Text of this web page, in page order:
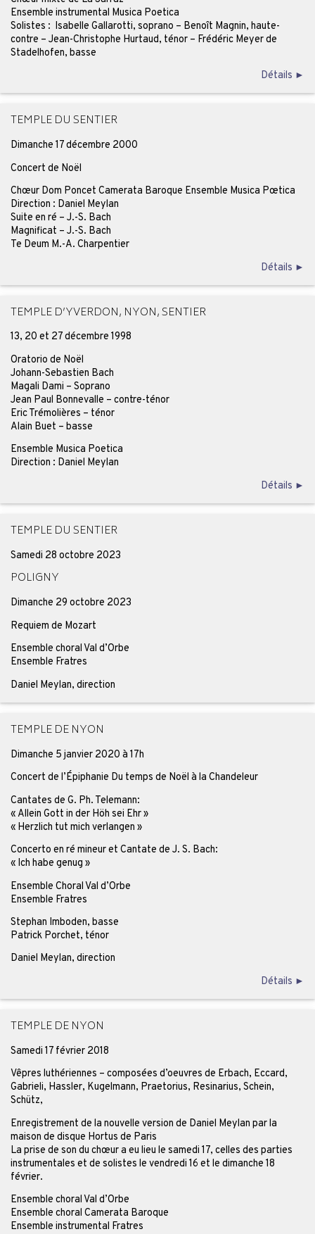
Ensemble instrumental Musica Poetica
Solistes : Isabelle Gallarotti, soprano – Benoît Magnin, haute-
contre – Jean-Christophe Hurtaud, ténor – Frédéric Meyer de
Stadelhofen, basse
Détails ►
TEMPLE DU SENTIER
Dimanche 17 décembre 2000
Concert de Noël
Chœur Dom Poncet Camerata Baroque Ensemble Musica Pœtica
Direction : Daniel Meylan
Suite en ré – J.-S. Bach
Magnificat – J.-S. Bach
Te Deum M.-A. Charpentier
Détails ►
TEMPLE D’YVERDON, NYON, SENTIER
13, 20 et 27 décembre 1998
Oratorio de Noël
Johann-Sebastien Bach
Magali Dami – Soprano
Jean Paul Bonnevalle – contre-ténor
Eric Trémolières – ténor
Alain Buet – basse
Ensemble Musica Poetica
Direction : Daniel Meylan
Détails ►
TEMPLE DU SENTIER
Samedi 28 octobre 2023
POLIGNY
Dimanche 29 octobre 2023
Requiem de Mozart
Ensemble choral Val d’Orbe
Ensemble Fratres
Daniel Meylan, direction
TEMPLE DE NYON
Dimanche 5 janvier 2020 à 17h
Concert de l’Épiphanie Du temps de Noël à la Chandeleur
Cantates de G. Ph. Telemann:
« Allein Gott in der Höh sei Ehr »
« Herzlich tut mich verlangen »
Concerto en ré mineur et Cantate de J. S. Bach:
« Ich habe genug »
Ensemble Choral Val d’Orbe
Ensemble Fratres
Stephan Imboden, basse
Patrick Porchet, ténor
Daniel Meylan, direction
Détails ►
TEMPLE DE NYON
Samedi 17 février 2018
Vêpres luthériennes – composées d’oeuvres de Erbach, Eccard,
Gabrieli, Hassler, Kugelmann, Praetorius, Resinarius, Schein,
Schütz,
Enregistrement de la nouvelle version de Daniel Meylan par la
maison de disque Hortus de Paris
La prise de son du chœur a eu lieu le samedi 17, celles des parties
instrumentales et de solistes le vendredi 16 et le dimanche 18
février.
Ensemble choral Val d’Orbe
Ensemble choral Camerata Baroque
Ensemble instrumental Fratres